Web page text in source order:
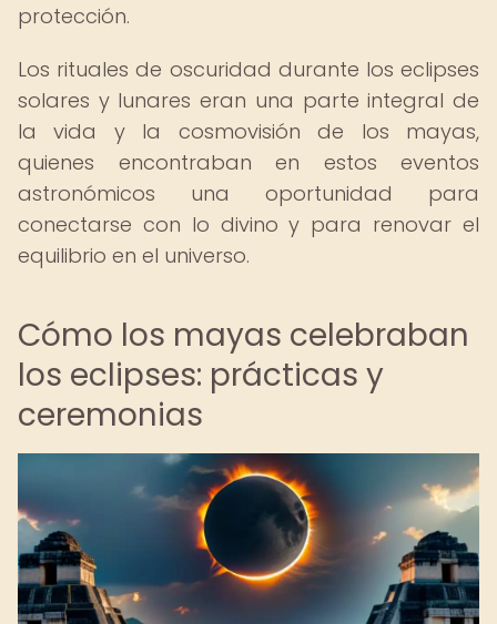
protección.
Los rituales de oscuridad durante los eclipses
solares y lunares eran una parte integral de
la vida y la cosmovisión de los mayas,
quienes encontraban en estos eventos
astronómicos una oportunidad para
conectarse con lo divino y para renovar el
equilibrio en el universo.
Cómo los mayas celebraban
los eclipses: prácticas y
ceremonias